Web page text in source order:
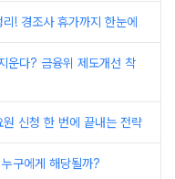
! 경조사 휴가까지 한눈에
운다? 금융위 제도개선 착
신청 한 번에 끝내는 전략
구에게 해당될까?